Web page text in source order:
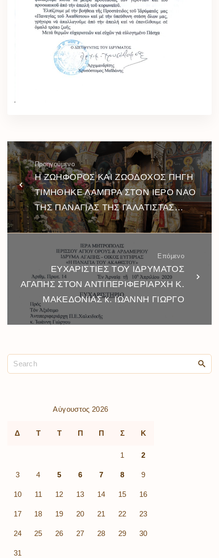
Προηγούμενο
Η ΖΩΗΦΟΡΟΣ ΚΑΙ ΖΩΟΔΟΧΟΣ ΠΗΓΗ
ΤΙΜΗΘΗΚΕ ΛΑΜΠΡΑ ΣΤΟΝ ΙΕΡΟ ΝΑΟ
ΤΗΣ ΠΑΝΑΓΙΑΣ ΤΗΣ ΓΑΛΑΤΙΣΤΑΣ…
Επόμενο
ΕΥΧΑΡΙΣΤΙΕΣ ΤΟΥ ΙΔΡΥΜΑΤΟΣ
ΑΓΑΠΗΣ ΣΤΟΝ ΑΝΤΙΠΕΡΙΦΕΡΙΑΡΧΗ Κ.
ΜΑΚΕΔΟΝΙΑΣ κ. ΙΩΑΝΝΗ ΓΙΩΡΓΟ
Αύγουστος 2026
Δ Τ Τ Π Π Σ Κ
1 2
3 4 5 6 7 8 9
10 11 12 13 14 15 16
17 18 19 20 21 22 23
24 25 26 27 28 29 30
31